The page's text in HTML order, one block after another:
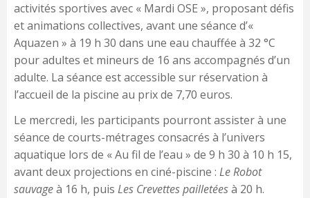
activités sportives avec « Mardi OSE », proposant défis
et animations collectives, avant une séance d’«
Aquazen » à 19 h 30 dans une eau chauffée à 32 °C
pour adultes et mineurs de 16 ans accompagnés d’un
adulte. La séance est accessible sur réservation à
l’accueil de la piscine au prix de 7,70 euros.
Le mercredi, les participants pourront assister à une
séance de courts-métrages consacrés à l’univers
aquatique lors de « Au fil de l’eau » de 9 h 30 à 10 h 15,
avant deux projections en ciné-piscine : Le Robot
sauvageà 16 h, puis Les Crevettes pailletéesà 20 h.